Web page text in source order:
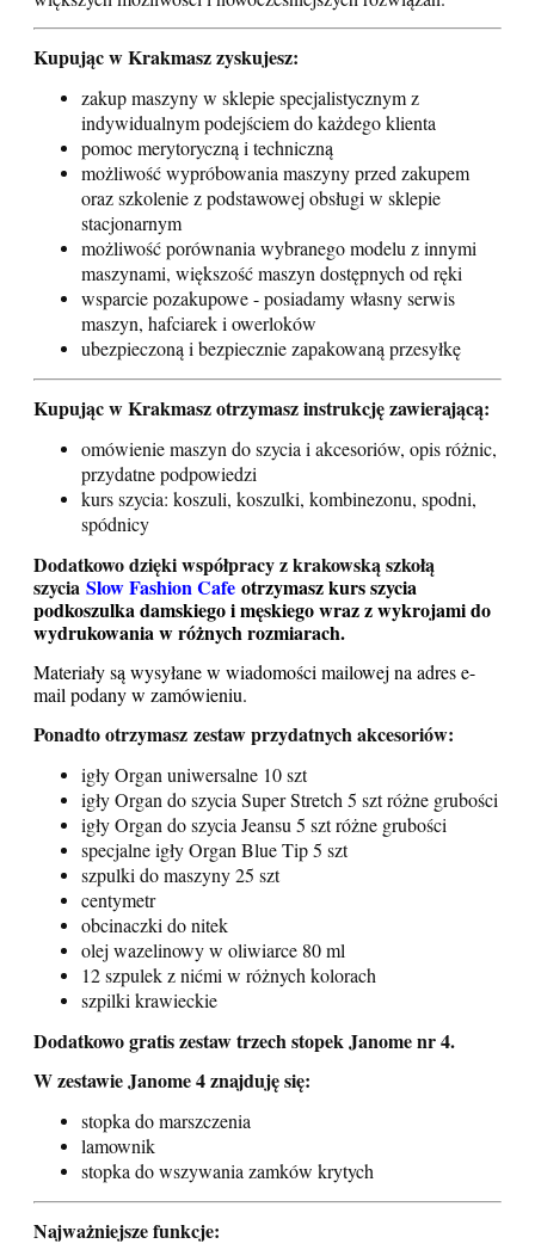
Kupując w Krakmasz zyskujesz:
zakup maszyny w sklepie specjalistycznym z
indywidualnym podejściem do każdego klienta
pomoc merytoryczną i techniczną
możliwość wypróbowania maszyny przed zakupem
oraz szkolenie z podstawowej obsługi w sklepie
stacjonarnym
możliwość porównania wybranego modelu z innymi
maszynami, większość maszyn dostępnych od ręki
wsparcie pozakupowe - posiadamy własny serwis
maszyn, hafciarek i owerloków
ubezpieczoną i bezpiecznie zapakowaną przesyłkę
Kupując w Krakmasz otrzymasz instrukcję zawierającą:
omówienie maszyn do szycia i akcesoriów, opis różnic,
przydatne podpowiedzi
kurs szycia: koszuli, koszulki, kombinezonu, spodni,
spódnicy
Dodatkowo dzięki współpracy z krakowską szkołą
szycia Slow Fashion Cafe otrzymasz kurs szycia
podkoszulka damskiego i męskiego wraz z wykrojami do
wydrukowania w różnych rozmiarach.
Materiały są wysyłane w wiadomości mailowej na adres e-
mail podany w zamówieniu.
Ponadto otrzymasz zestaw przydatnych akcesoriów:
igły Organ uniwersalne 10 szt
igły Organ do szycia Super Stretch 5 szt różne grubości
igły Organ do szycia Jeansu 5 szt różne grubości
specjalne igły Organ Blue Tip 5 szt
szpulki do maszyny 25 szt
centymetr
obcinaczki do nitek
olej wazelinowy w oliwiarce 80 ml
12 szpulek z nićmi w różnych kolorach
szpilki krawieckie
Dodatkowo gratis zestaw trzech stopek Janome nr 4.
W zestawie Janome 4 znajduję się:
stopka do marszczenia
lamownik
stopka do wszywania zamków krytych
Najważniejsze funkcje: